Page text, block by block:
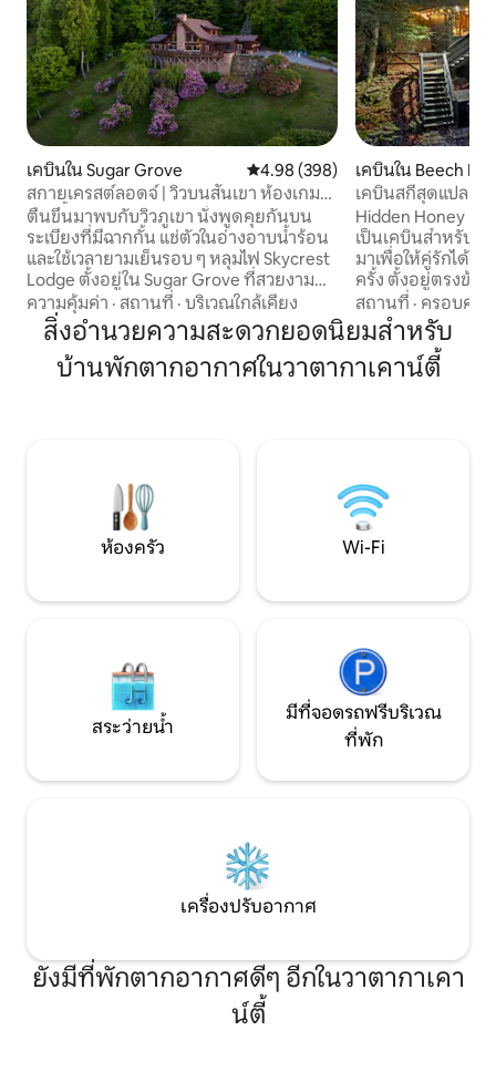
เคบินใน Sugar Grove คะแนนเฉลี่ย 4.98 จาก 5, 398 รีวิว
4.98 (398)
สกายเครสต์ลอดจ์ | วิวบนสันเขา ห้องเกม
อ่างน้ำร้อน
ตื่นขึ้นมาพบกับวิวภูเขา นั่งพูดคุยกันบน
ระเบียงที่มีฉากกั้น แช่ตัวในอ่างอาบน้ำร้อน
และใช้เวลายามเย็นรอบ ๆ หลุมไฟ Skycrest
Lodge ตั้งอยู่ใน Sugar Grove ที่สวยงาม
ห่างจากใจกลางเมืองบูน ร้านค้า ห้อง
อาหาร และสิ่งจำเป็นในชีวิตประจำวันเพียง
ไม่กี่นาที เหมาะสำหรับ: ครอบครัว กลุ่ม
เพื่อน การพักผ่อนบนภูเขา พักได้: 8 คน
สังสรรค์กว้างขวาง
ความคุ้มค่า · สถานที่ · บริเวณใกล้เคียง
เคบินใน Beech
เคบินสกีสุดแปลก |
ธีม BDSM
Hidden Honey
เป็นเคบินสำหรับ
มาเพื่อให้คู่รักได้
ครั้ง ตั้งอยู่ตรงข้า
รีสอร์ท คุณอยู่ห่าง
เล่นสกี การขี่จักรย
เล่นดิสก์กอล์ฟ โรง
อาหาร และร้านค้
น้ำร้อนส่วนตัวขอ
ยิ่งในช่วงเดือนที่อ
สถานที่ · ครอบครัว
สิ่งอำนวยความสะดวกยอดนิยมสำหรับ
บ้านพักตากอากาศในวาตากาเคาน์ตี้
ห้องครัว Wi-Fi
สระว่ายน้ำ
มีที่จอดรถฟรีบริเวณ
ที่พัก
เครื่องปรับอากาศ
ยังมีที่พักตากอากาศดีๆ อีกในวาตากาเคา
น์ตี้